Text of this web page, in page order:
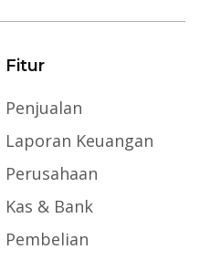
Fitur
Penjualan
Laporan Keuangan
Perusahaan
Kas & Bank
Pembelian